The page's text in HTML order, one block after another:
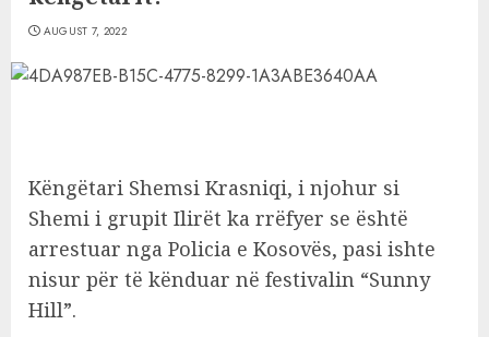
AUGUST 7, 2022
Këngëtari Shemsi Krasniqi, i njohur si
Shemi i grupit Ilirët ka rrëfyer se është
arrestuar nga Policia e Kosovës, pasi ishte
nisur për të kënduar në festivalin “Sunny
Hill”.